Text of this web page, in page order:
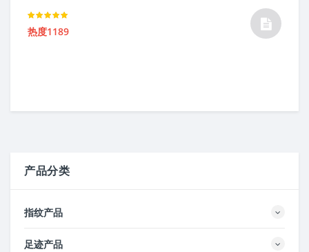
Rated
5.00out of 5
热度1189
产品分类
指纹产品
足迹产品